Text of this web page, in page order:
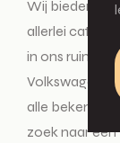
Wij bieden
allerlei
in ons ruime
Volkswagen,
alle bekende
zoek naar